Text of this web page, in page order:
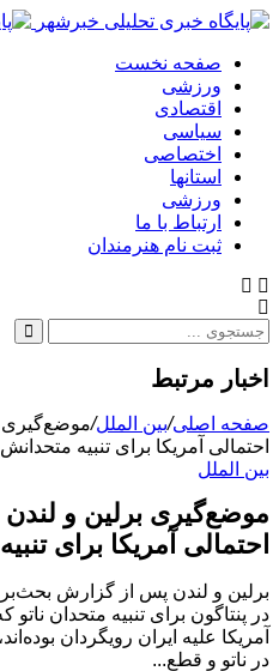
صفحه نخست
ورزشی
اقتصادی
سیاسی
اختصاصی
استانها
ورزشی
ارتباط با ما
ثبت نام هنرمندان
اخبار مرتبط
صفحه اصلی/بین الملل/موضع‌گیری
احتمالی آمریکا برای تنبیه متحدانش
بین الملل
موضع‌گیری برلین و لندن
احتمالی آمریکا برای
برلین و لندن پس از گزارش
در پنتاگون برای تنبیه متحدان
آمریکا علیه ایران رویگردان
در ناتو و قطع...